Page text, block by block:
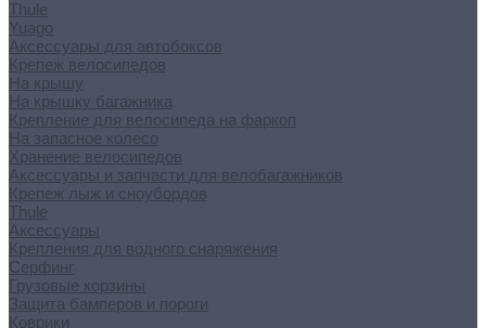
Thule
Yuago
Аксессуары для автобоксов
Крепеж велосипедов
На крышу
На крышку багажника
Крепление для велосипеда на фаркоп
На запасное колесо
Хранение велосипедов
Аксессуары и запчасти для велобагажников
Крепеж лыж и сноубордов
Thule
Аксессуары
Крепления для водного снаряжения
Серфинг
Грузовые корзины
Защита бамперов и пороги
Коврики